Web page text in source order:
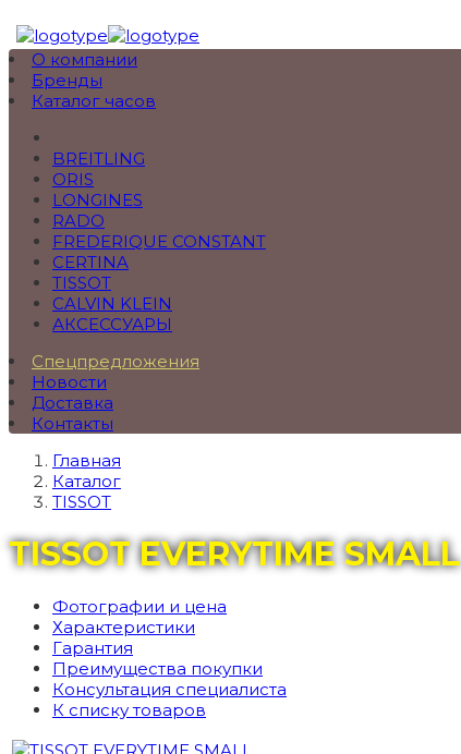
О компании
Бренды
Каталог часов
BREITLING
ORIS
LONGINES
RADO
FREDERIQUE CONSTANT
CERTINA
TISSOT
CALVIN KLEIN
АКСЕССУАРЫ
Спецпредложения
Новости
Доставка
Контакты
Главная
Каталог
TISSOT
TISSOT EVERYTIME SMALL
Фотографии и цена
Характеристики
Гарантия
Преимущества покупки
Консультация специалиста
К списку товаров